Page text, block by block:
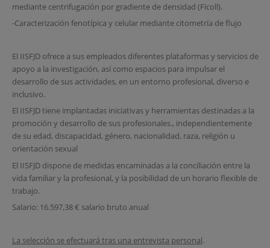
mediante centrifugación por gradiente de densidad (Ficoll).
-Caracterización fenotípica y celular mediante citometría de flujo
El IISFJD ofrece a sus empleados diferentes plataformas y servicios de
apoyo a la investigación, así como espacios para impulsar el
desarrollo de sus actividades, en un entorno profesional, diverso e
inclusivo.
El IISFJD tiene implantadas iniciativas y herramientas destinadas a la
promoción y desarrollo de sus profesionales., independientemente
de su edad, discapacidad, género, nacionalidad, raza, religión u
orientación sexual
El IISFJD dispone de medidas encaminadas a la conciliación entre la
vida familiar y la profesional, y la posibilidad de un horario flexible de
trabajo.
Salario: 16.597,38 € salario bruto anual
La selección se efectuará tras una entrevista personal.